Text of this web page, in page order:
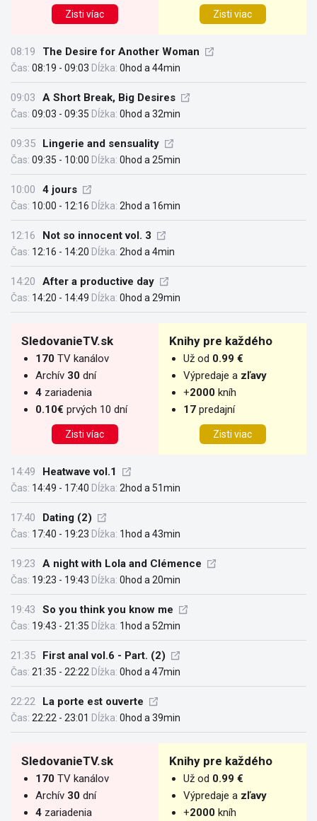
Zisti víac Zisti viac
08:19 The Desire for Another Woman
Čas: 08:19 - 09:03 Dĺžka: 0hod a 44min
09:03 A Short Break, Big Desires
Čas: 09:03 - 09:35 Dĺžka: 0hod a 32min
09:35 Lingerie and sensuality
Čas: 09:35 - 10:00 Dĺžka: 0hod a 25min
10:00 4 jours
Čas: 10:00 - 12:16 Dĺžka: 2hod a 16min
12:16 Not so innocent vol. 3
Čas: 12:16 - 14:20 Dĺžka: 2hod a 4min
14:20 After a productive day
Čas: 14:20 - 14:49 Dĺžka: 0hod a 29min
SledovanieTV.sk
170 TV kanálov
Archív 30 dní
4 zariadenia
0.10€ prvých 10 dní
Zisti víac
Knihy pre každého
Už od 0.99 €
Výpredaje a zľavy
+2000 kníh
17 predajní
Zisti viac
14:49 Heatwave vol.1
Čas: 14:49 - 17:40 Dĺžka: 2hod a 51min
17:40 Dating (2)
Čas: 17:40 - 19:23 Dĺžka: 1hod a 43min
19:23 A night with Lola and Clémence
Čas: 19:23 - 19:43 Dĺžka: 0hod a 20min
19:43 So you think you know me
Čas: 19:43 - 21:35 Dĺžka: 1hod a 52min
21:35 First anal vol.6 - Part. (2)
Čas: 21:35 - 22:22 Dĺžka: 0hod a 47min
22:22 La porte est ouverte
Čas: 22:22 - 23:01 Dĺžka: 0hod a 39min
SledovanieTV.sk
170 TV kanálov
Archív 30 dní
4 zariadenia
Knihy pre každého
Už od 0.99 €
Výpredaje a zľavy
+2000 kníh